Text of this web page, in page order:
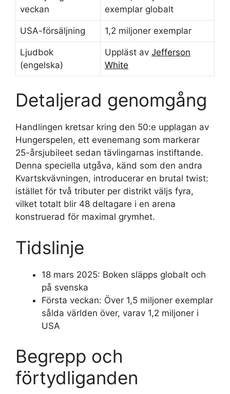
veckan
exemplar globalt
USA-försäljning 1,2 miljoner exemplar
Ljudbok
(engelska)
Uppläst av Jefferson
White
Detaljerad genomgång
Handlingen kretsar kring den 50:e upplagan av
Hungerspelen, ett evenemang som markerar
25-årsjubileet sedan tävlingarnas instiftande.
Denna speciella utgåva, känd som den andra
Kvartskvävningen, introducerar en brutal twist:
istället för två tributer per distrikt väljs fyra,
vilket totalt blir 48 deltagare i en arena
konstruerad för maximal grymhet.
Tidslinje
18 mars 2025: Boken släpps globalt och
på svenska
Första veckan: Över 1,5 miljoner exemplar
sålda världen över, varav 1,2 miljoner i
USA
Begrepp och
förtydliganden